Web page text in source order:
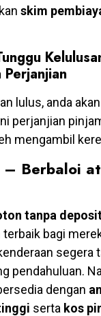
skim
Perjanjian
lulus, anda akan
perjanjian
mengambil
– Berbaloi
tanpa
bagi
segera
pendahuluan.
dengan
serta kos